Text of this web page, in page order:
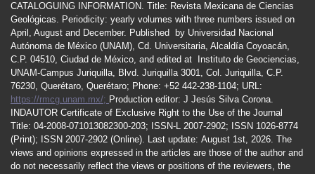
CATALOGUING INFORMATION. Title: Revista Mexicana de Ciencias
Geológicas. Periodicity: yearly volumes with three numbers issued on
April , August and December. Published by Universidad Nacional
Autónoma de México (UNAM), Cd. Universitaria, Alcaldía Coyoacán,
C.P. 04510, Ciudad de México, and edited at Instituto de Geociencias,
UNAM-Campus Juriquilla, Blvd. Juriquilla 3001, Col. Juriquilla, C.P.
76230, Querétaro, Querétaro; Phone: +52 442-238-1104; URL:
https://rmcg.unam.mx/; Production editor: J Jesús Silva Corona.
INDAUTOR Certificate of Exclusive Right to the Use of the Journal
Title: 04-2008-071013082300-203; ISSN-L 2007-2902; ISSN 1026-8774
(Print); ISSN 2007-2902 (Online). Last update: August 1st, 2026. The
views and opinions expressed in the articles are those of the author and
do not necessarily reflect the views or positions of the reviewers, the